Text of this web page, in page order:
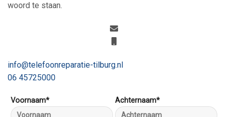
woord te staan.
info@telefoonreparatie-tilburg.nl
06 45725000
Voornaam* Achternaam*